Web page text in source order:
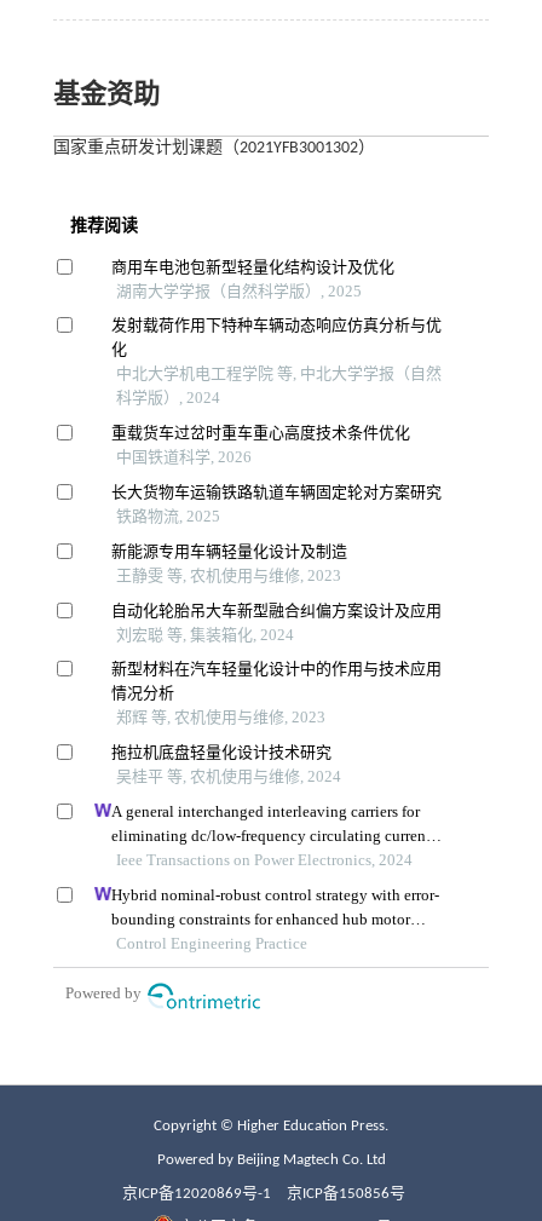
基金资助
国家重点研发计划课题（2021YFB3001302）
Copyright © Higher Education Press.
Powered by Beijing Magtech Co. Ltd
京ICP备12020869号-1 京ICP备150856号